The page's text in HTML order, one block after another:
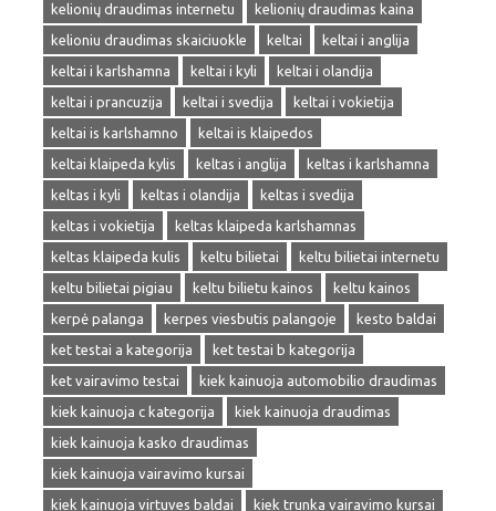
kelionių draudimas internetu
kelionių draudimas kaina
kelioniu draudimas skaiciuokle
keltai
keltai i anglija
keltai i karlshamna
keltai i kyli
keltai i olandija
keltai i prancuzija
keltai i svedija
keltai i vokietija
keltai is karlshamno
keltai is klaipedos
keltai klaipeda kylis
keltas i anglija
keltas i karlshamna
keltas i kyli
keltas i olandija
keltas i svedija
keltas i vokietija
keltas klaipeda karlshamnas
keltas klaipeda kulis
keltu bilietai
keltu bilietai internetu
keltu bilietai pigiau
keltu bilietu kainos
keltu kainos
kerpė palanga
kerpes viesbutis palangoje
kesto baldai
ket testai a kategorija
ket testai b kategorija
ket vairavimo testai
kiek kainuoja automobilio draudimas
kiek kainuoja c kategorija
kiek kainuoja draudimas
kiek kainuoja kasko draudimas
kiek kainuoja vairavimo kursai
kiek kainuoja virtuves baldai
kiek trunka vairavimo kursai